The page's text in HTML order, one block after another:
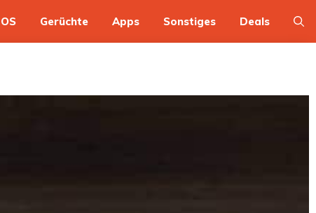
OS Gerüchte Apps Sonstiges Deals